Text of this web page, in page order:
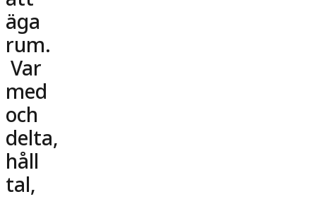
äga
rum.
Var
med
och
delta,
håll
tal,